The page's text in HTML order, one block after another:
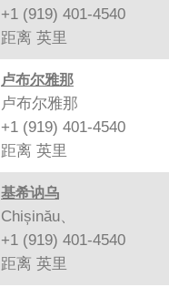
+1 (919) 401-4540
距离 英里
卢布尔雅那
卢布尔雅那
+1 (919) 401-4540
距离 英里
基希讷乌
Chișinău、
+1 (919) 401-4540
距离 英里